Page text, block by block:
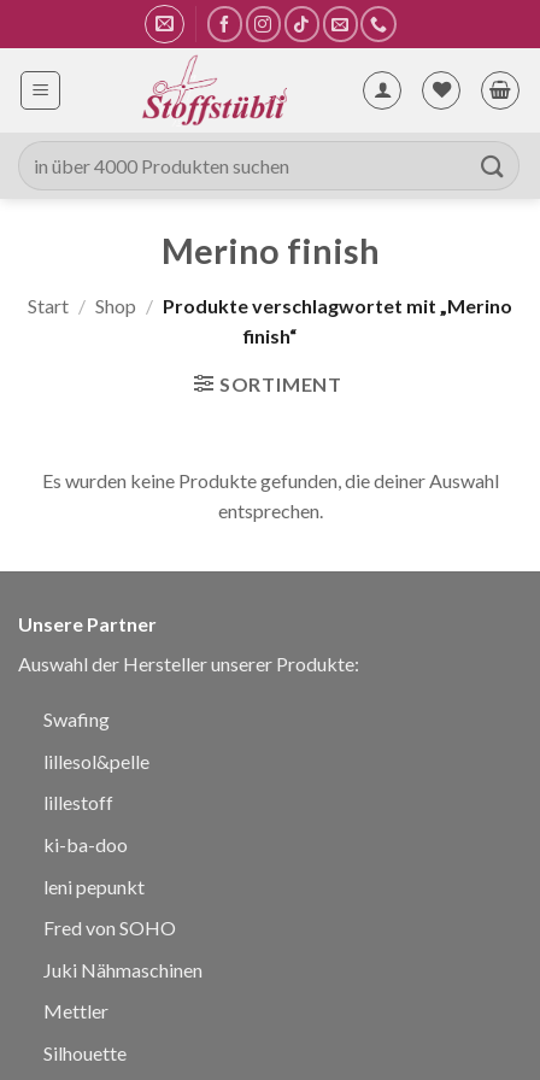
Inhalt
springen
Suche
nach:
Merino finish
Start / Shop / Produkte verschlagwortet mit „Merino
finish“
SORTIMENT
Es wurden keine Produkte gefunden, die deiner Auswahl
entsprechen.
Unsere Partner
Auswahl der Hersteller unserer Produkte:
Swafing
lillesol&pelle
lillestoff
ki-ba-doo
leni pepunkt
Fred von SOHO
Juki Nähmaschinen
Mettler
Silhouette